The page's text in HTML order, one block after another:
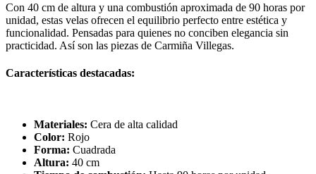
Con 40 cm de altura y una combustión aproximada de 90 horas por
unidad, estas velas ofrecen el equilibrio perfecto entre estética y
funcionalidad. Pensadas para quienes no conciben elegancia sin
practicidad. Así son las piezas de Carmiña Villegas.
Características destacadas:
Materiales: Cera de alta calidad
Color: Rojo
Forma: Cuadrada
Altura: 40 cm